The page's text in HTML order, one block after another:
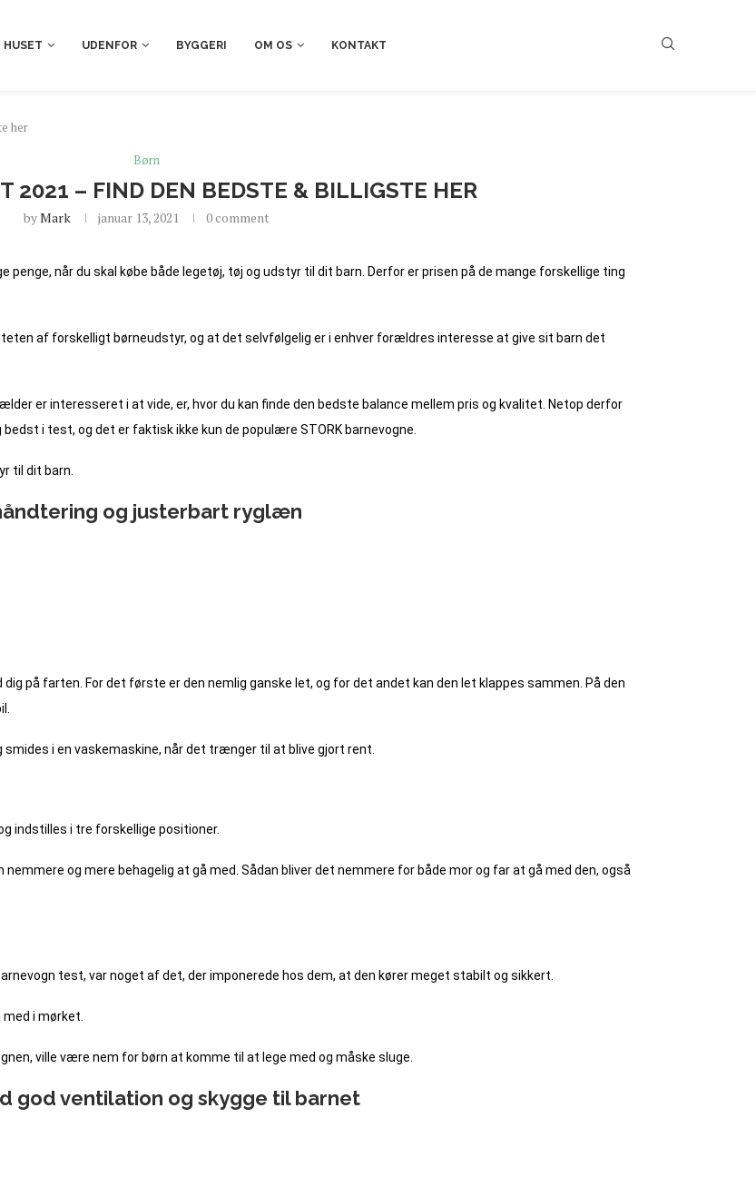
HUSET UDENFOR BYGGERI OM OS KONTAKT
her
Børn
2021 – FIND DEN BEDSTE & BILLIGSTE HER
byMark januar 13, 2021 0 comment
penge, når du skal købe både legetøj, tøj og udstyr til dit barn. Derfor er prisen på de mange forskellige ting
af forskelligt børneudstyr, og at det selvfølgelig er i enhver forældres interesse at give sit barn det
er interesseret i at vide, er, hvor du kan finde den bedste balance mellem pris og kvalitet. Netop derfor
i test, og det er faktisk ikke kun de populære STORK barnevogne.
til dit barn.
og justerbart ryglæn
på farten. For det første er den nemlig ganske let, og for det andet kan den let klappes sammen. På den
i en vaskemaskine, når det trænger til at blive gjort rent.
indstilles i tre forskellige positioner.
og mere behagelig at gå med. Sådan bliver det nemmere for både mor og far at gå med den, også
test, var noget af det, der imponerede hos dem, at den kører meget stabilt og sikkert.
i mørket.
ville være nem for børn at komme til at lege med og måske sluge.
god ventilation og skygge til barnet